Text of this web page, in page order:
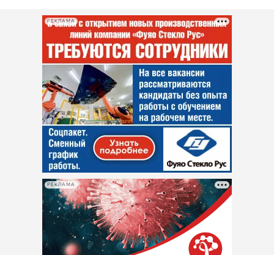
РЕКЛАМА
РЕКЛАМА